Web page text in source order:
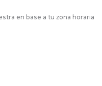
en base a tu zona horaria